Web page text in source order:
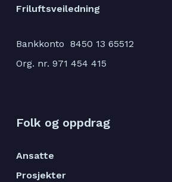
Friluftsveiledning
Bankkonto 8450 13 65512
Org. nr. 971 454 415
Folk og oppdrag
Ansatte
Prosjekter